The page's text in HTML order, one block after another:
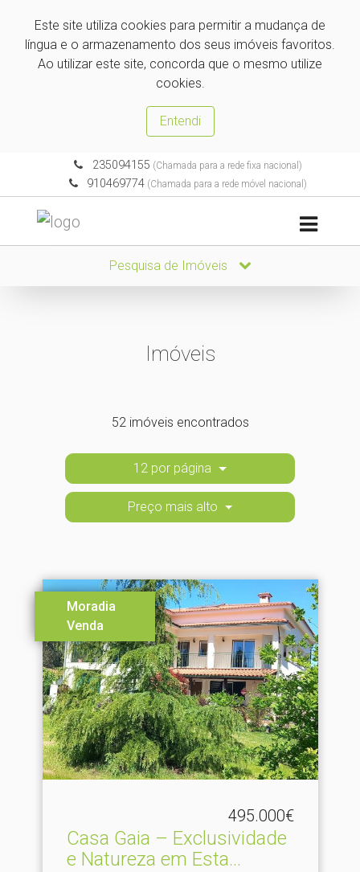
Este site utiliza cookies para permitir a mudança de
língua e o armazenamento dos seus imóveis favoritos.
Ao utilizar este site, concorda que o mesmo utilize
cookies.
Entendi
235094155 (Chamada para a rede fixa nacional)
910469774 (Chamada para a rede móvel nacional)
Pesquisa de Imóveis
Imóveis
52 imóveis encontrados
12 por página
Preço mais alto
Moradia
Venda
495.000€
Casa Gaia – Exclusividade
e Natureza em Esta.​..